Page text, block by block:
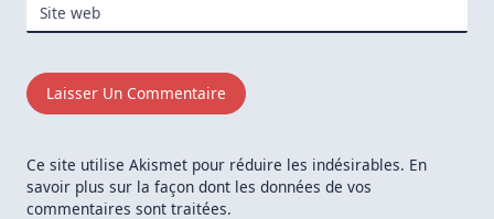
Site web
Ce site utilise Akismet pour réduire les indésirables. En
savoir plus sur la façon dont les données de vos
commentaires sont traitées.